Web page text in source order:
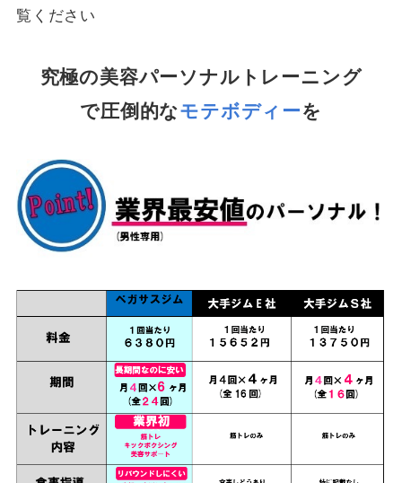
覧ください
究極の美容パーソナルトレーニング
で圧倒的なモテボディーを